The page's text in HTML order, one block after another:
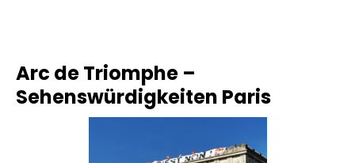
Arc de Triomphe –
Sehenswürdigkeiten Paris